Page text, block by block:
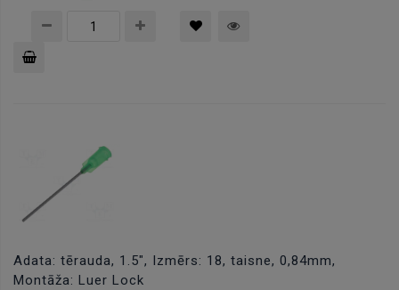
Adata: tērauda, 1.5", Izmērs: 18, taisne, 0,84mm,
Montāža: Luer Lock